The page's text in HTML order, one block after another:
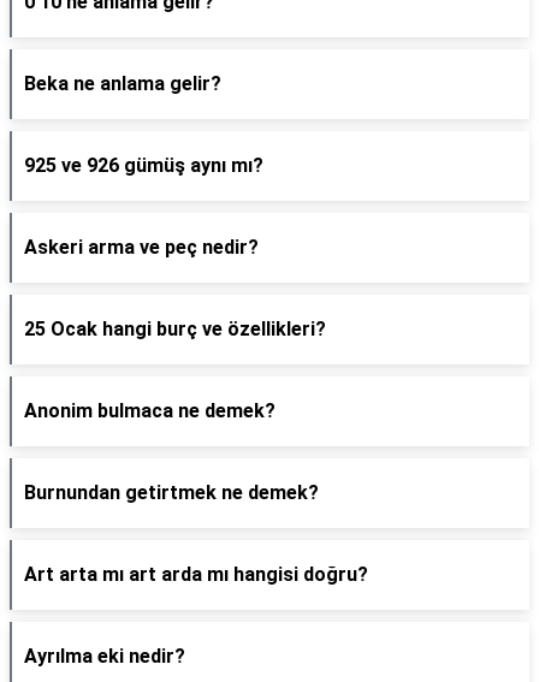
Beka ne anlama gelir?
925 ve 926 gümüş aynı mı?
Askeri arma ve peç nedir?
25 Ocak hangi burç ve özellikleri?
Anonim bulmaca ne demek?
Burnundan getirtmek ne demek?
Art arta mı art arda mı hangisi doğru?
Ayrılma eki nedir?